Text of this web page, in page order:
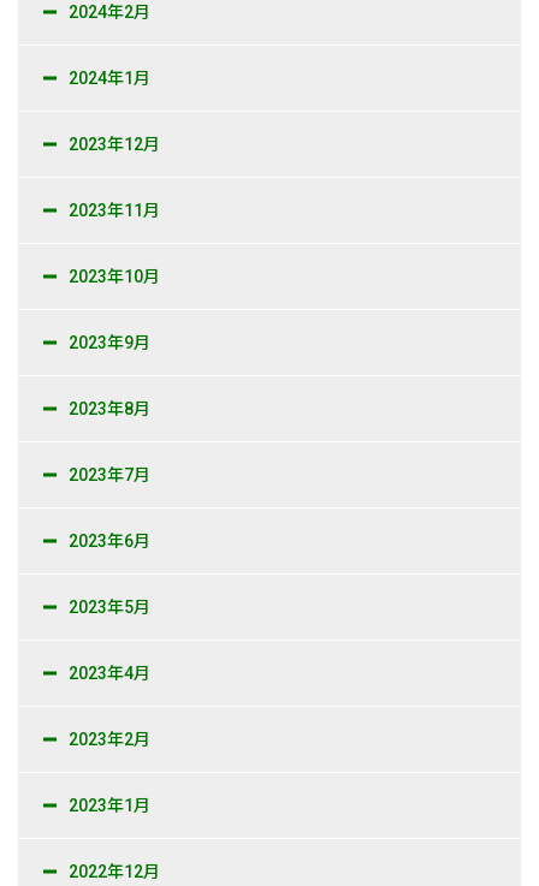
2024年2月
2024年1月
2023年12月
2023年11月
2023年10月
2023年9月
2023年8月
2023年7月
2023年6月
2023年5月
2023年4月
2023年2月
2023年1月
2022年12月